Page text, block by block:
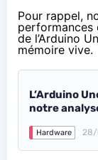
Pour rappel,
performances
de l’Arduino
mémoire vive.
L’Arduino
notre
Hardware 28/